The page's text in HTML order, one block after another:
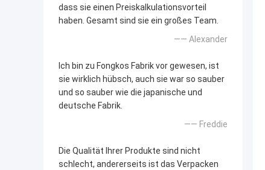
dass sie einen Preiskalkulationsvorteil
haben. Gesamt sind sie ein großes Team.
—— Alexander
Ich bin zu Fongkos Fabrik vor gewesen, ist
sie wirklich hübsch, auch sie war so sauber
und so sauber wie die japanische und
deutsche Fabrik.
—— Freddie
Die Qualität Ihrer Produkte sind nicht
schlecht, andererseits ist das Verpacken